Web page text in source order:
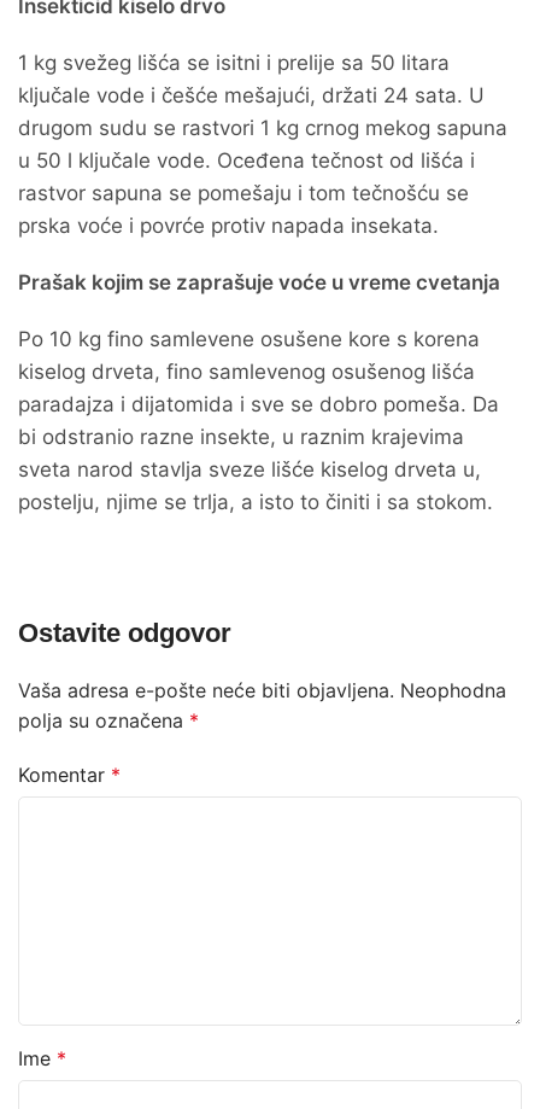
Insekticid kiselo drvo
1 kg svežeg lišća se isitni i prelije sa 50 litara
ključale vode i češće mešajući, držati 24 sata. U
drugom sudu se rastvori 1 kg crnog mekog sapuna
u 50 l ključale vode. Oceđena tečnost od lišća i
rastvor sapuna se pomešaju i tom tečnošću se
prska voće i povrće protiv napada insekata.
Prašak kojim se zaprašuje voće u vreme cvetanja
Po 10 kg fino samlevene osušene kore s korena
kiselog drveta, fino samlevenog osušenog lišća
paradajza i dijatomida i sve se dobro pomeša. Da
bi odstranio razne insekte, u raznim krajevima
sveta narod stavlja sveze lišće kiselog drveta u,
postelju, njime se trlja, a isto to činiti i sa stokom.
Ostavite odgovor
Vaša adresa e-pošte neće biti objavljena. Neophodna
polja su označena *
Komentar *
Ime *